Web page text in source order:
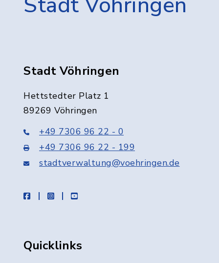
Stadt Vöhringen
Hettstedter Platz 1
89269 Vöhringen
+49 7306 96 22 - 0
+49 7306 96 22 - 199
stadtverwaltung@voehringen.de
facebookinstagramyoutube
Quicklinks